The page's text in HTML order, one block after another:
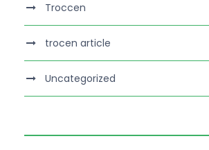
Troccen
trocen article
Uncategorized